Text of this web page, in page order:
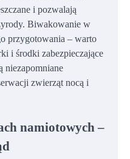
i pozwalają
Biwakowanie w
przygotowania – warto
i środki zabezpieczające
niezapomniane
zwierząt nocą i
namiotowych –